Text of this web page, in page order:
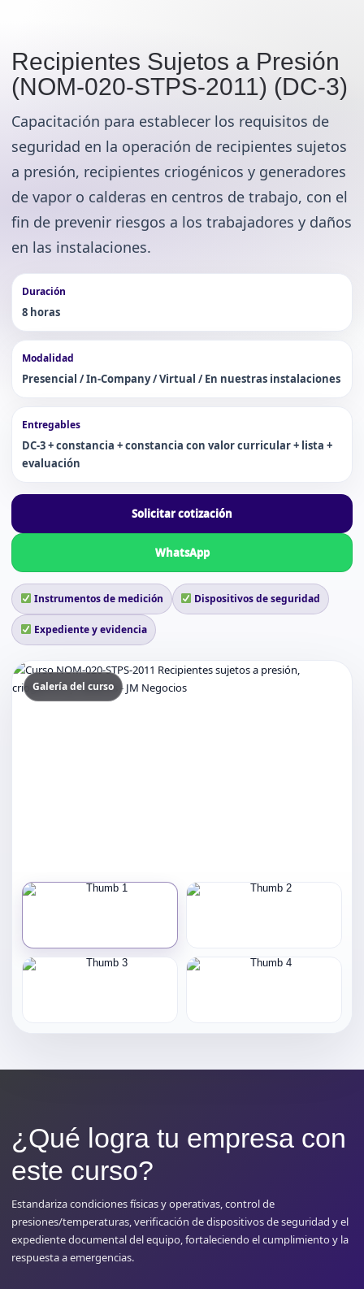
Recipientes Sujetos a Presión
(NOM-020-STPS-2011) (DC-3)
Capacitación para establecer los requisitos de
seguridad en la operación de recipientes sujetos
a presión, recipientes criogénicos y generadores
de vapor o calderas en centros de trabajo, con el
fin de prevenir riesgos a los trabajadores y daños
en las instalaciones.
Duración
8 horas
Modalidad
Presencial / In-Company / Virtual / En nuestras instalaciones
Entregables
DC-3 + constancia + constancia con valor curricular + lista +
evaluación
Solicitar cotización
WhatsApp
Instrumentos de medición Dispositivos de seguridad
Expediente y evidencia
Galería del curso
¿Qué logra tu empresa con
este curso?
Estandariza condiciones físicas y operativas, control de
presiones/temperaturas, verificación de dispositivos de seguridad y el
expediente documental del equipo, fortaleciendo el cumplimiento y la
respuesta a emergencias.